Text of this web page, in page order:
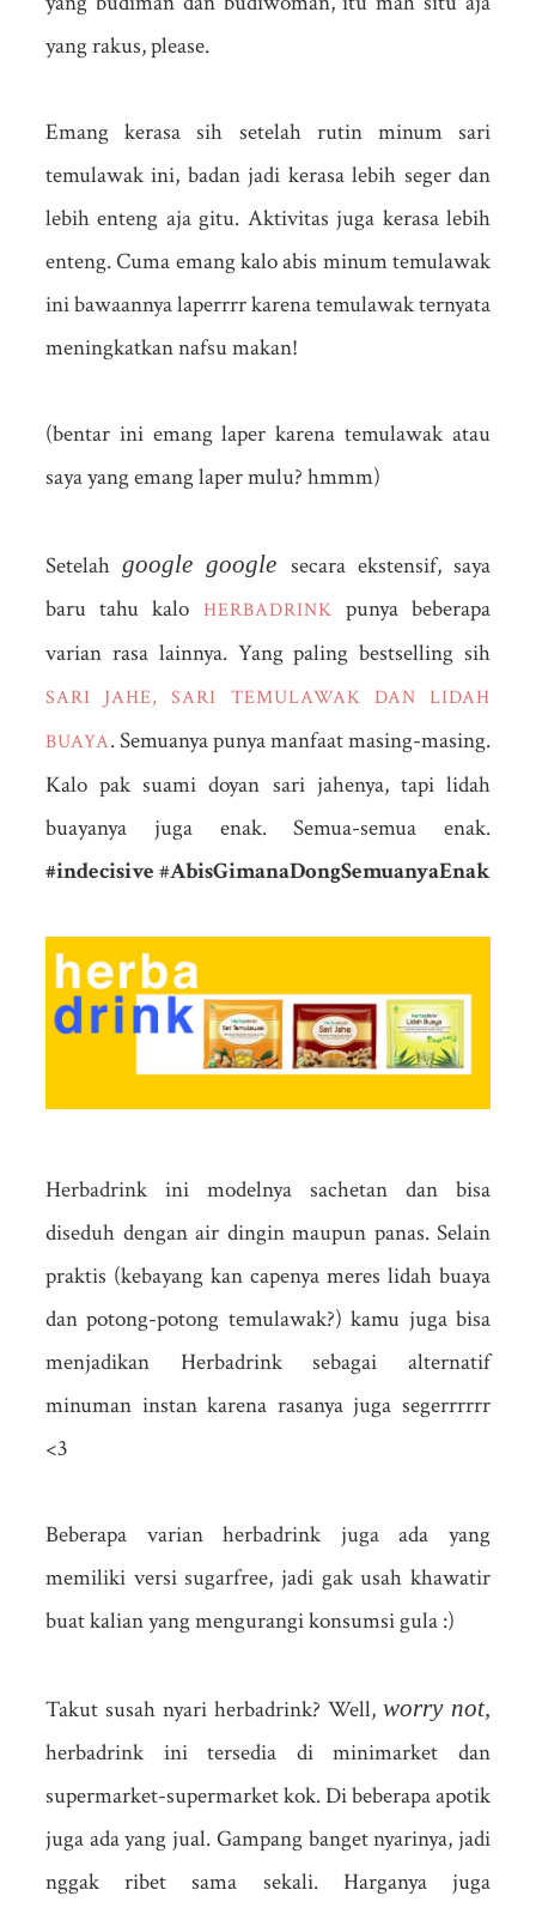
yang rakus, please.
Emang kerasa sih setelah rutin minum sari
temulawak ini, badan jadi kerasa lebih seger dan
lebih enteng aja gitu. Aktivitas juga kerasa lebih
enteng. Cuma emang kalo abis minum temulawak
ini bawaannya laperrrr karena temulawak ternyata
meningkatkan nafsu makan!
(bentar ini emang laper karena temulawak atau
saya yang emang laper mulu? hmmm)
Setelahgoogle google secara ekstensif, saya
baru tahu kalo
HERBADRINK punya beberapa
varian rasa lainnya. Yang paling bestselling sih
SARI JAHE, SARI TEMULAWAK DAN LIDAH
BUAYA. Semuanya punya manfaat masing-masing.
Kalo pak suami doyan sari jahenya, tapi lidah
buayanya juga enak. Semua-semua enak.
#indecisive #AbisGimanaDongSemuanyaEnak
Herbadrink ini modelnya sachetan dan bisa
diseduh dengan air dingin maupun panas. Selain
praktis (kebayang kan capenya meres lidah buaya
dan potong-potong temulawak?) kamu juga bisa
menjadikan Herbadrink sebagai alternatif
minuman instan karena rasanya juga segerrrrrr
<3
Beberapa varian herbadrink juga ada yang
memiliki versi sugarfree, jadi gak usah khawatir
buat kalian yang mengurangi konsumsi gula :)
Takut susah nyari herbadrink? Well, worry not,
herbadrink ini tersedia di minimarket dan
supermarket-supermarket kok. Di beberapa apotik
juga ada yang jual. Gampang banget nyarinya, jadi
nggak ribet sama sekali. Harganya juga